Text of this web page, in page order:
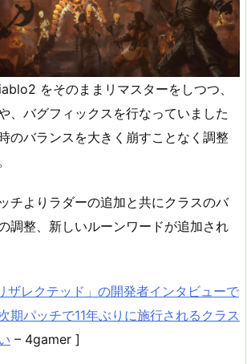
をそのままリマスターをしつつ、
、バグフィックスを行なっていました
のバランスを大きく崩すことなく調整
チよりラダーの追加と共にクラスのバ
調整、新しいルーンワードが追加され
ザレクテッド」の開発者インタビューで
期パッチで11年ぶりに施行されるクラス
– 4gamer ]